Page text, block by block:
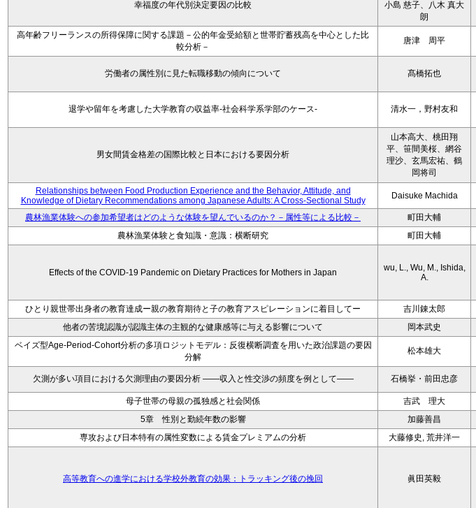
幸福度の年代別決定要因の比較
小島 慈子、八木 真大
朗
高年齢フリーランスの所得保障に関する課題－公的年金受給額と世帯貯蓄残高を中心とした比
較分析－
唐津 周平
労働者の属性別に見た転職移動の傾向について 髙橋拓也
退学や留年を考慮した大学教育の収益率-社会科学系学部のケース- 清水一，野村友和
男女間賃金格差の国際比較と日本における要因分析
山本高大、桃田翔
平、笹間美桜、網谷
理沙、玄馬宏祐、鶴
岡将司
Relationships between Food Production Experience and the Behavior, Attitude, and
Knowledge of Dietary Recommendations among Japanese Adults: A Cross-Sectional Study
Daisuke Machida
農林漁業体験への参加希望者はどのような体験を望んでいるのか？－属性等による比較－ 町田大輔
農林漁業体験と食知識・意識：横断研究
町田大輔
Effects of the COVID-19 Pandemic on Dietary Practices for Mothers in Japan
wu, L., Wu, M., Ishida,
A.
ひとり親世帯出身者の教育達成ー親の教育期待と子の教育アスピレーションに着目してー
吉川錬太郎
他者の苦境認識が認識主体の主観的な健康感等に与える影響について
岡本武史
ベイズ型Age-Period-Cohort分析の多項ロジットモデル：反復横断調査を用いた政治課題の要因
分解
松本雄大
欠測が多い項目における欠測理由の要因分析 ——収入と性交渉の頻度を例として—— 石橋挙・前田忠彦
母子世帯の母親の孤独感と社会関係
吉武 理大
5章 性別と勤続年数の影響
加藤善昌
専攻および日本特有の属性変数による賃金プレミアムの分析
大藤修史, 荒井洋一
高等教育への進学における学校外教育の効果：トラッキング後の挽回 眞田英毅